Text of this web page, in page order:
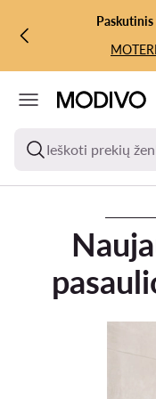
PEREITI PRIE
PEREITI Į PAIEŠKĄ
Paskutinis
Ieškoti prekių